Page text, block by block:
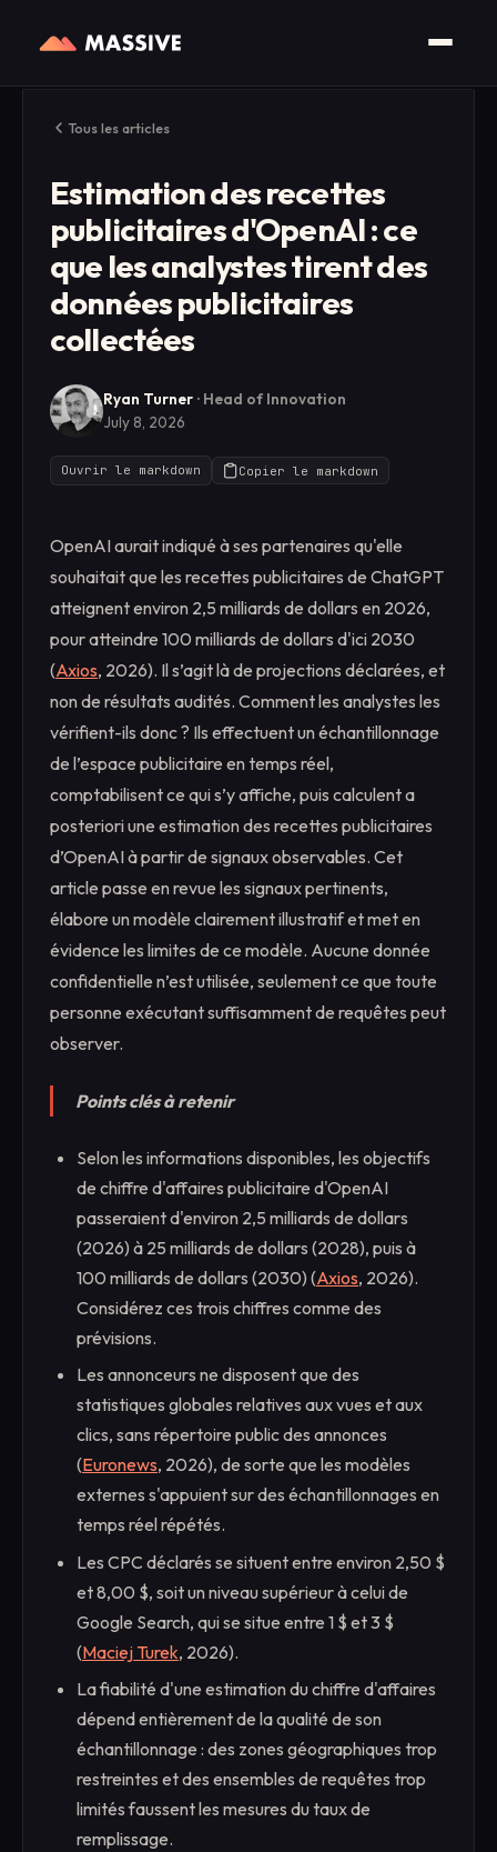
Tous les articles
Estimation des recettes
publicitaires d'OpenAI : ce
que les analystes tirent des
données publicitaires
collectées
Ryan Turner · Head of Innovation
July 8, 2026
Ouvrir le markdown Copier le markdown
OpenAI aurait indiqué à ses partenaires qu'elle
souhaitait que les recettes publicitaires de ChatGPT
atteignent environ 2,5 milliards de dollars en 2026,
pour atteindre 100 milliards de dollars d'ici 2030
(Axios, 2026). Il s’agit là de projections déclarées, et
non de résultats audités. Comment les analystes les
vérifient-ils donc ? Ils effectuent un échantillonnage
de l’espace publicitaire en temps réel,
comptabilisent ce qui s’y affiche, puis calculent a
posteriori une estimation des recettes publicitaires
d’OpenAI à partir de signaux observables. Cet
article passe en revue les signaux pertinents,
élabore un modèle clairement illustratif et met en
évidence les limites de ce modèle. Aucune donnée
confidentielle n’est utilisée, seulement ce que toute
personne exécutant suffisamment de requêtes peut
observer.
Points clés à retenir
Selon les informations disponibles, les objectifs
de chiffre d'affaires publicitaire d'OpenAI
passeraient d'environ 2,5 milliards de dollars
(2026) à 25 milliards de dollars (2028), puis à
100 milliards de dollars (2030) (Axios, 2026).
Considérez ces trois chiffres comme des
prévisions.
Les annonceurs ne disposent que des
statistiques globales relatives aux vues et aux
clics, sans répertoire public des annonces
(Euronews, 2026), de sorte que les modèles
externes s'appuient sur des échantillonnages en
temps réel répétés.
Les CPC déclarés se situent entre environ 2,50 $
et 8,00 $, soit un niveau supérieur à celui de
Google Search, qui se situe entre 1 $ et 3 $
(Maciej Turek, 2026).
La fiabilité d'une estimation du chiffre d'affaires
dépend entièrement de la qualité de son
échantillonnage : des zones géographiques trop
restreintes et des ensembles de requêtes trop
limités faussent les mesures du taux de
remplissage.